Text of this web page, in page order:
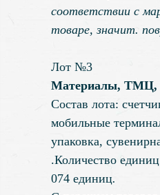
соответствии с
товаре, значит.
Лот №3
Материалы,
Состав лота:
мобильные
упаковка,
.Количество
074 единиц.